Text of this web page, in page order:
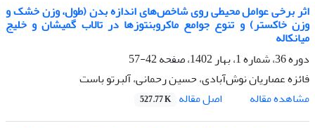
اثر برخی عوامل محیطی روی شاخص‌های اندازه بدن (طول، وزن خشک و
وزن خاکستر) و تنوع جوامع ماکروبنتوزها در تالاب گمیشان و خلیج
میانکاله
دوره 36، شماره 1، بهار 1402، صفحه
42-57
فائزه عصاریان نوش‌آبادی، حسین رحمانی، آلبرتو باست
مشاهده مقاله
اصل مقاله 527.77 K